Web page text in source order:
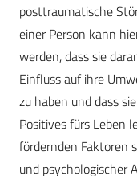
posttraumatische
einer Person kann
werden, dass sie
Einfluss auf ihre
zu haben und dass
Positives fürs Leben
fördernden Faktoren
und psychologischer